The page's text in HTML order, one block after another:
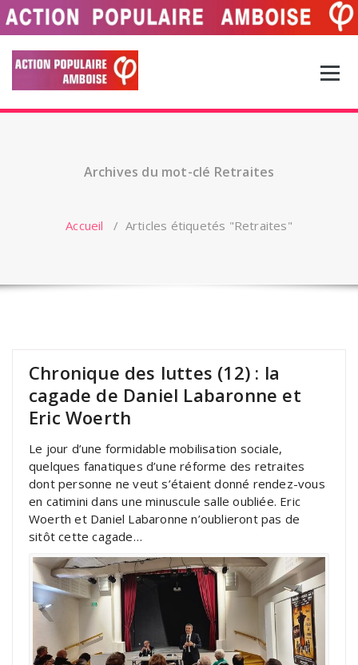
Aller
au
Archives du mot-clé Retraites
Accueil / Articles étiquetés "Retraites"
Chronique des luttes (12) : la
cagade de Daniel Labaronne et
Eric Woerth
Le jour d’une formidable mobilisation sociale,
quelques fanatiques d’une réforme des retraites
dont personne ne veut s’étaient donné rendez-vous
en catimini dans une minuscule salle oubliée. Eric
Woerth et Daniel Labaronne n’oublieront pas de
sitôt cette cagade…